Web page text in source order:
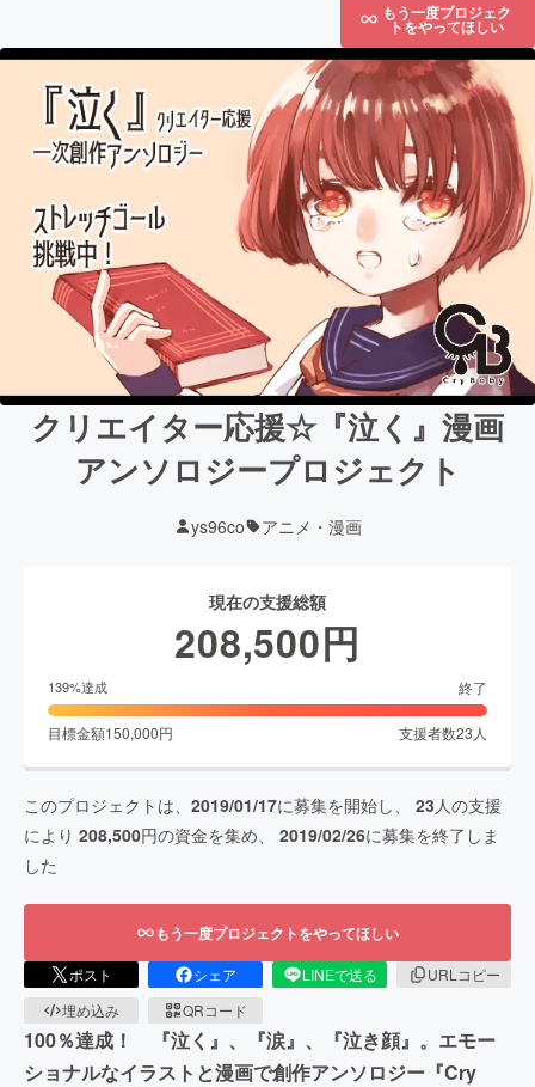
もう一度プロジェク
トをやってほしい
クリエイター応援☆『泣く』漫画
アンソロジープロジェクト
ys96co アニメ・漫画
現在の支援総額
208,500円
139%達成 終了
目標金額150,000円 支援者数23 人
このプロジェクトは、 2019/01/17に募集を開始し、 23 人の支援
により 208,500円の資金を集め、 2019/02/26に募集を終了しま
した
もう一度プロジェクトをやってほしい
ポスト シェア LINEで送る
URLコピー
埋め込み
QRコード
100％達成！ 『泣く』、『涙』、『泣き顔』。エモー
ショナルなイラストと漫画で創作アンソロジー『Cry